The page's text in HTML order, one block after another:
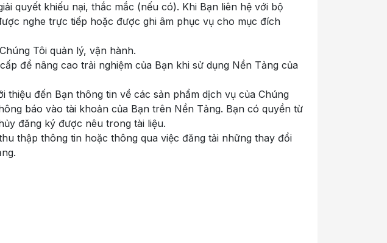
quyết khiếu nại, thắc mắc (nếu có). Khi Bạn liên hệ với bộ
nghe trực tiếp hoặc được ghi âm phục vụ cho mục đích
Tôi quản lý, vận hành.
để nâng cao trải nghiệm của Bạn khi sử dụng Nền Tảng của
đến Bạn thông tin về các sản phẩm dịch vụ của Chúng
báo vào tài khoản của Bạn trên Nền Tảng. Bạn có quyền từ
đăng ký được nêu trong tài liệu.
thập thông tin hoặc thông qua việc đăng tải những thay đổi